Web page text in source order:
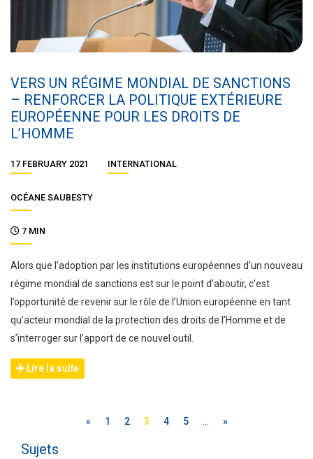
VERS UN RÉGIME MONDIAL DE SANCTIONS
– RENFORCER LA POLITIQUE EXTÉRIEURE
EUROPÉENNE POUR LES DROITS DE
L’HOMME
17 FEBRUARY 2021 INTERNATIONAL
OCÉANE SAUBESTY
7 MIN
Alors que l’adoption par les institutions européennes d’un nouveau
régime mondial de sanctions est sur le point d’aboutir, c’est
l’opportunité de revenir sur le rôle de l’Union européenne en tant
qu’acteur mondial de la protection des droits de l’Homme et de
s’interroger sur l’apport de ce nouvel outil.
Lire la suite
« 1 2 3 4 5 … »
Sujets